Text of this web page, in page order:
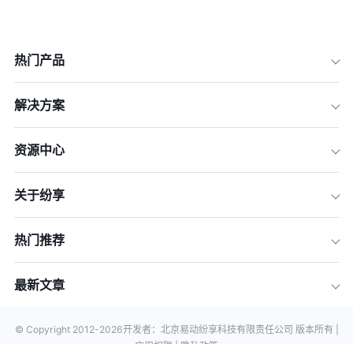
热门产品
解决方案
资源中心
关于纷享
热门推荐
最新文章
© Copyright 2012-2026开发者：北京易动纷享科技有限责任公司 版本所有 |